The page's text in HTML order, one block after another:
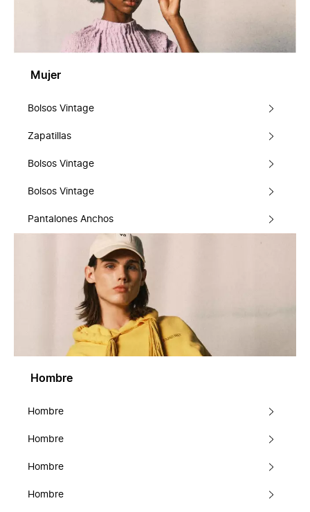
Mujer
Bolsos Vintage
Zapatillas
Bolsos Vintage
Bolsos Vintage
Pantalones Anchos
Hombre
Hombre
Hombre
Hombre
Hombre